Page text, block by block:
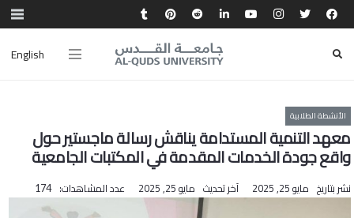
English
الأنشطة الطلابية
معهد التنمية المستدامة يناقش رسالة ماجستير حول
واقع جودة الخدمات المقدمة في المكتبات الجامعية
نشر بتاريخ مايو 25, 2025 آخر تحديث مايو 25, 2025 عدد المشاهدات: 174